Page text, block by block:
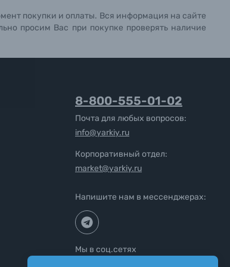
покупки и оплаты. Вся информация на сайте
просим Вас при покупке проверять наличие
8-800-555-01-02
Почта для любых вопросов:
info@yarkiy.ru
Корпоративный отдел:
market@yarkiy.ru
Напишите нам в мессенджерах:
Мы в соц.сетях